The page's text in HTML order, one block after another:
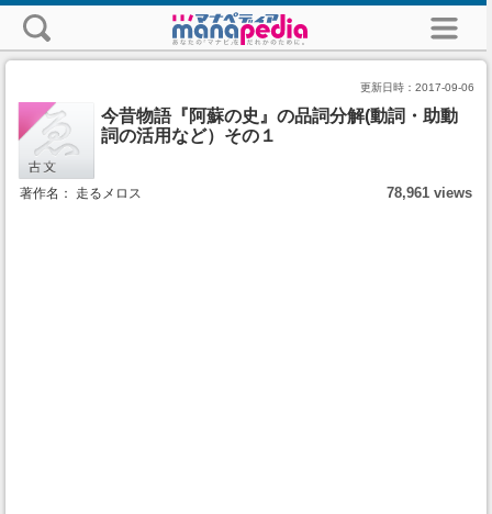
更新日時： 2017-09-06
今昔物語『阿蘇の史』の品詞分解(動詞・助動
詞の活用など）その１
著作名： 走るメロス 78,961 views